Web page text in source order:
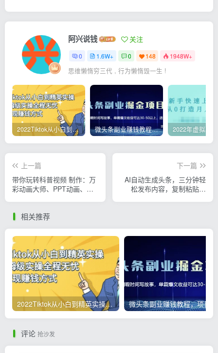
阿兴说钱 关注
0 1.6W+ 0 148 1948W+
思维懒惰穷三代 , 行为懒惰毁一生 !
2022Tiktok从小白到精英实操，0-1保姆级实操全程无忧，多种变现赚钱方式 微头条副业赚钱教程，项目单号单天做到50-100+收益
上一篇
带你玩转科普视频 制作：万
彩动画大师、PPT动画、剪
下一篇
AI自动生成头条，三分钟轻
松发布内容，复制粘贴即
相关推荐
2022Tiktok从小白到精英实操，0-1保姆级实操全程无忧，多种变现赚钱方式
评论 抢沙发